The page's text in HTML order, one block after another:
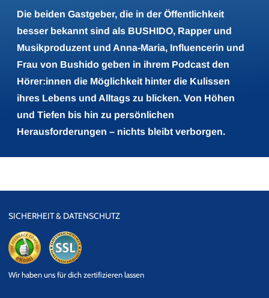
Die beiden Gastgeber, die in der Öffentlichkeit
besser bekannt sind als BUSHIDO, Rapper und
Musikproduzent und Anna-Maria, Influencerin und
Frau von Bushido geben in ihrem Podcast den
Hörer:innen die Möglichkeit hinter die Kulissen
ihres Lebens und Alltags zu blicken. Von Höhen
und Tiefen bis hin zu persönlichen
Herausforderungen – nichts bleibt verborgen.
SICHERHEIT & DATENSCHUTZ
Datensicherheit
Wir haben uns für dich zertifizieren lassen